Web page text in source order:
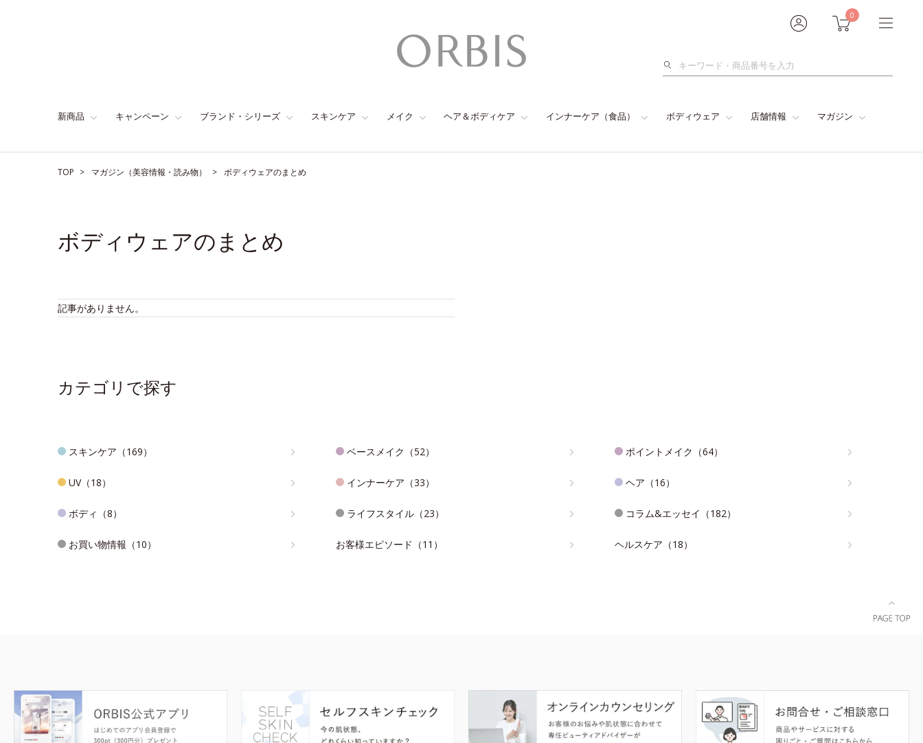
0
検
新商品 キャンペーン ブランド・シリーズ スキンケア メイク ヘア＆ボディケア インナーケア（食品） ボディウェア 店舗情報 マガジン
TOP マガジン（美容情報・読み物） ボディウェアのまとめ
ボディウェアのまとめ
記事がありません。
カテゴリで探す
スキンケア（169） ベースメイク（52） ポイントメイク（64）
UV（18） インナーケア（33） ヘア（16）
ボディ（8） ライフスタイル（23） コラム&エッセイ（182）
お買い物情報（10） お客様エピソード（11） ヘルスケア（18）